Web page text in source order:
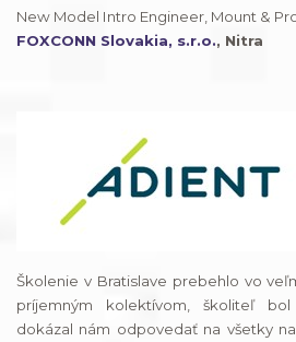
New Model Intro Engineer, Mount &
FOXCONN Slovakia, s.r.o., Nitra
Školenie v Bratislave prebehlo vo
príjemným kolektívom, školiteľ
dokázal nám odpovedať na všetky